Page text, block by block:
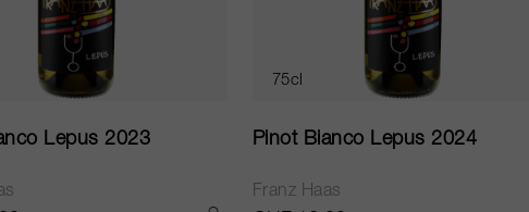
Lepus 2023
75cl
Pinot Bianco Lepus 2024
Franz Haas